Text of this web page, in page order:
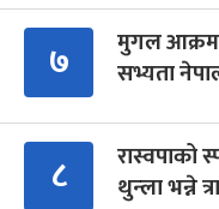
७
मुगल
सभ्यता
८
रास्वपाको
थुन्ला भन्ने